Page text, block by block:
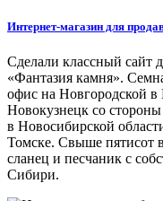
Интернет-магазин для
Сделали классный сайт
«Фантазия камня».
офис на Новгородской в
Новокузнецк со
в Новосибирской
Томске. Свыше пятисот
сланец и песчаник с
Сибири.